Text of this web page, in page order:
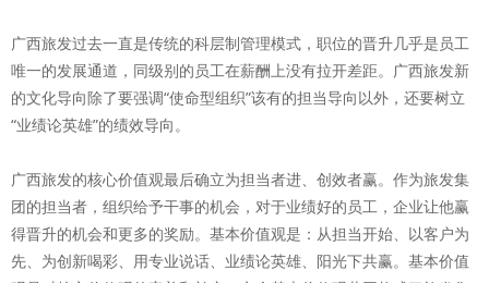
广西旅发过去一直是传统的科层制管理模式，职位的晋升几乎是员工
唯一的发展通道，同级别的员工在薪酬上没有拉开差距。广西旅发新
的文化导向除了要强调“使命型组织”该有的担当导向以外，还要树立
“业绩论英雄”的绩效导向。
广西旅发的核心价值观最后确立为担当者进、创效者赢。作为旅发集
团的担当者，组织给予干事的机会，对于业绩好的员工，企业让他赢
得晋升的机会和更多的奖励。基本价值观是：从担当开始、以客户为
先、为创新喝彩、用专业说话、业绩论英雄、阳光下共赢。基本价值